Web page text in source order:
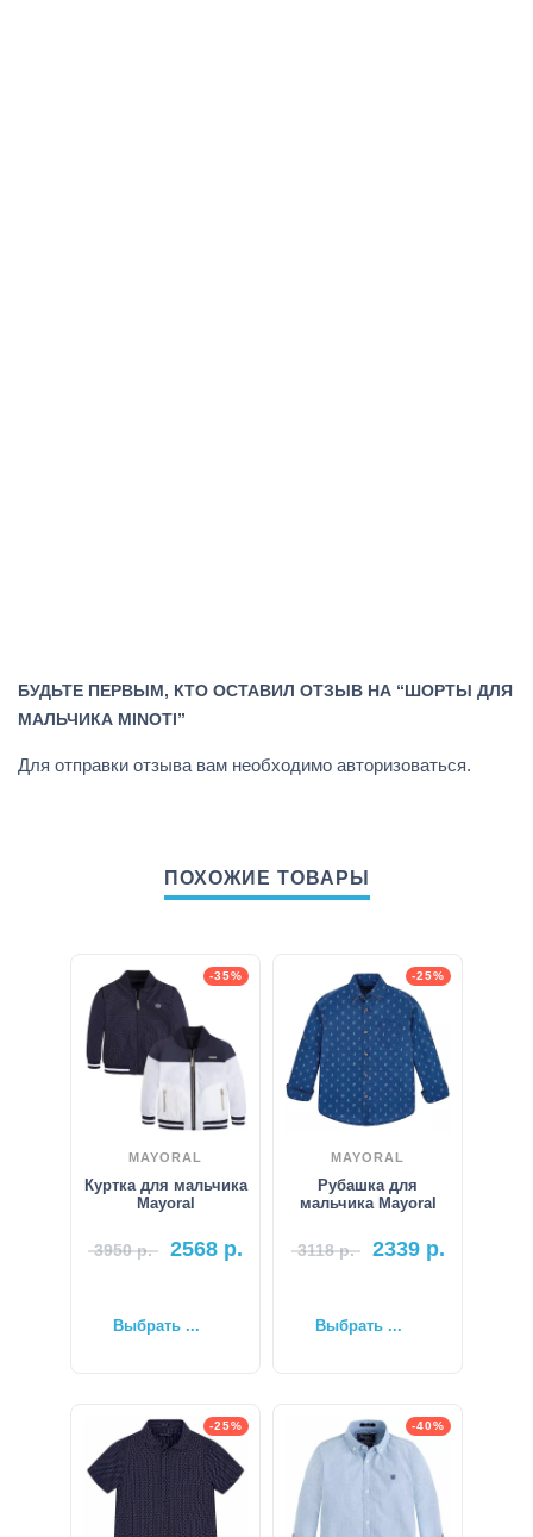
БУДЬТЕ ПЕРВЫМ, КТО ОСТАВИЛ ОТЗЫВ НА “ШОРТЫ ДЛЯ
МАЛЬЧИКА MINOTI”
Для отправки отзыва вам необходимо авторизоваться.
ПОХОЖИЕ ТОВАРЫ
-35%
MAYORAL
Куртка для мальчика
Mayoral
3950р. 2568 р.
Выбрать ...
-25%
MAYORAL
Рубашка для
мальчика Mayoral
3118р. 2339р.
Выбрать ...
-25% -40%